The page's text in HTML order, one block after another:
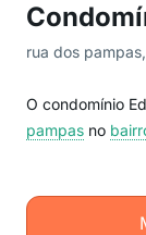
rua dos
O condomínio
pampas no